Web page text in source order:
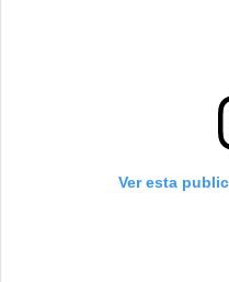
Ver esta